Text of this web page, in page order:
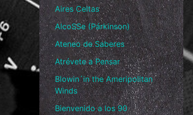
Aires Celtas
AlcoSSe (Párkinson)
Ateneo de Saberes
Atrévete a Pensar
Blowin´in the Ameripolitan
Winds
Bienvenido a los 90